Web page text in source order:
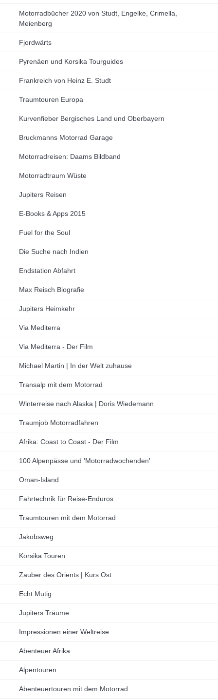
Motorradbücher 2020 von Studt, Engelke, Crimella,
Meienberg
Fjordwärts
Pyrenäen und Korsika Tourguides
Frankreich von Heinz E. Studt
Traumtouren Europa
Kurvenfieber Bergisches Land und Oberbayern
Bruckmanns Motorrad Garage
Motorradreisen: Daams Bildband
Motorradtraum Wüste
Jupiters Reisen
E-Books & Apps 2015
Fuel for the Soul
Die Suche nach Indien
Endstation Abfahrt
Max Reisch Biografie
Jupiters Heimkehr
Via Mediterra
Via Mediterra - Der Film
Michael Martin | In der Welt zuhause
Transalp mit dem Motorrad
Winterreise nach Alaska | Doris Wiedemann
Traumjob Motorradfahren
Afrika: Coast to Coast - Der Film
100 Alpenpässe und 'Motorradwochenden'
Oman-Island
Fahrtechnik für Reise-Enduros
Traumtouren mit dem Motorrad
Jakobsweg
Korsika Touren
Zauber des Orients | Kurs Ost
Echt Mutig
Jupiters Träume
Impressionen einer Weltreise
Abenteuer Afrika
Alpentouren
Abenteuertouren mit dem Motorrad